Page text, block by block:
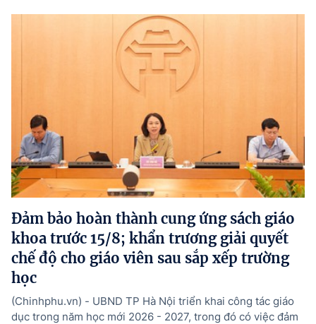
Đảm bảo hoàn thành cung ứng sách giáo
khoa trước 15/8; khẩn trương giải quyết
chế độ cho giáo viên sau sắp xếp trường
học
(Chinhphu.vn) - UBND TP Hà Nội triển khai công tác giáo
dục trong năm học mới 2026 - 2027, trong đó có việc đảm